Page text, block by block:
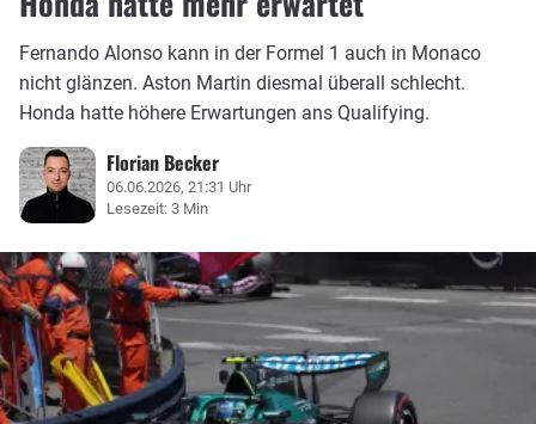
Fernando Alonso kann in der Formel 1 auch in Monaco
nicht glänzen. Aston Martin diesmal überall schlecht.
Honda hatte höhere Erwartungen ans Qualifying.
Florian Becker
06.06.2026, 21:31 Uhr
Lesezeit: 3 Min